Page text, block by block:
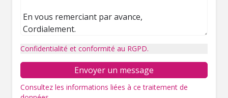
Confidentialité et conformité au RGPD.
Envoyer un message
Consultez les informations liées à ce traitement de